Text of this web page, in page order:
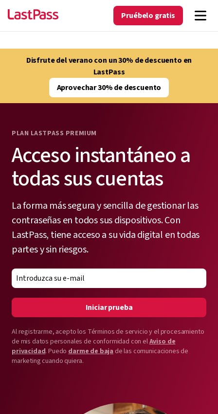
Pruébelo gratis
Disfrute del verano con un 30% de descuento en
LastPass
Aprovechar 30% de descuento
PLAN LASTPASS PREMIUM
Acceso instantáneo a
todas sus cuentas
La forma más segura y sencilla de gestionar las
contraseñas en todos sus dispositivos. Con
LastPass, tiene acceso a su vida digital en todas
partes y sin riesgos.
Iniciar prueba
Al registrarme, acepto los Términos de servicio y el procesamiento
de mis datos personales de conformidad con elAviso de
privacidad. Puedodarme de baja de las comunicaciones de
marketing cuando quiera.